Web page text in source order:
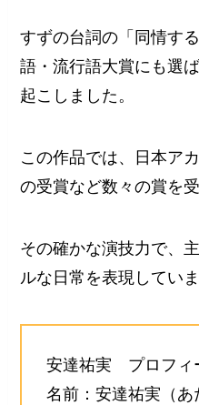
すずの台詞の「同情す
語・流行語大賞にも選
起こしました。
この作品では、日本ア
の受賞など数々の賞を
その確かな演技力で、
ルな日常を表現していま
安達祐実 プロフィ
名前：安達祐実（あ